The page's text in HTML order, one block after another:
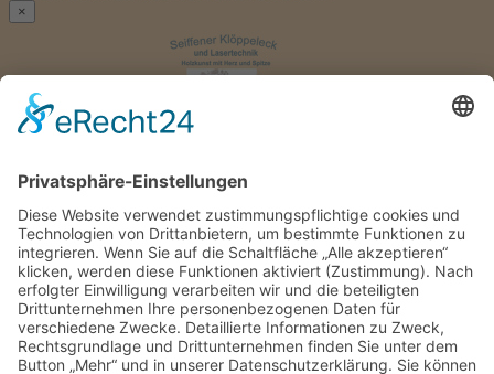
×
Anmelden
Benutzername
oder
E-
Passwort*